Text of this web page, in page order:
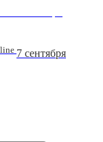
7 сентября